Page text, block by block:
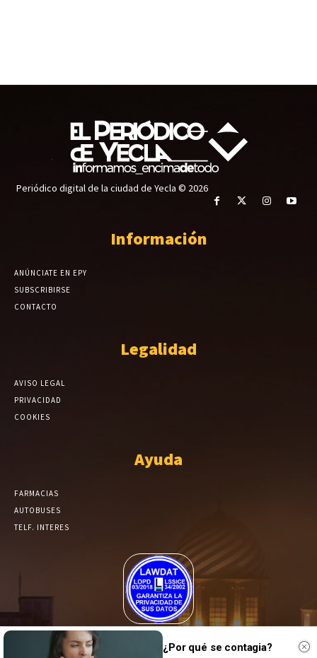
Periódico digital de la ciudad de Yecla © 2026
Información
ANÚNCIATE EN EPY
SUBSCRIBIRSE
CONTACTO
Legalidad
AVISO LEGAL
PRIVACIDAD
COOKIES
Ayuda
FARMACIAS
AUTOBUSES
TELF. INTERES
El Periódico de Yecla alcanza un grado más de compromiso en el
tratamiento de sus datos.¿Por qué se contagia?